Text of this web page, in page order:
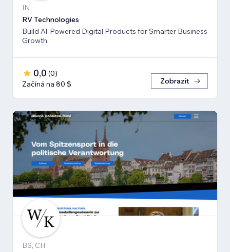
IN
RV Technologies
Build Al-Powered Digital Products for Smarter Business
Growth.
0,0 (0)
Začíná na 80 $
Zobrazit
BS, CH